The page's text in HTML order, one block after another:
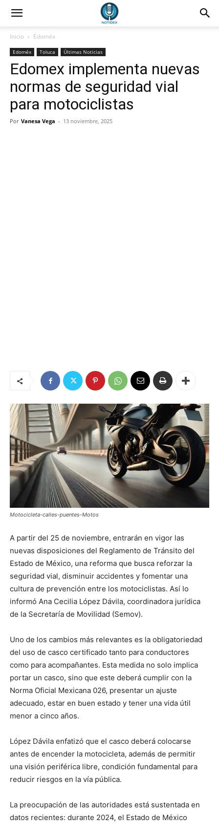
Inicio Edoméx
Edoméx Toluca Últimas Noticias
Edomex implementa nuevas
normas de seguridad vial
para motociclistas
Por Vanesa Vega - 13 noviembre, 2025
Motocicleta-calles-puentes-Motos
A partir del 25 de noviembre, entrarán en vigor las
nuevas disposiciones del Reglamento de Tránsito del
Estado de México, una reforma que busca reforzar la
seguridad vial, disminuir accidentes y fomentar una
cultura de prevención entre los motociclistas. Así lo
informó Ana Cecilia López Dávila, coordinadora jurídica
de la Secretaría de Movilidad (Semov).
Uno de los cambios más relevantes es la obligatoriedad
del uso de casco certificado tanto para conductores
como para acompañantes. Esta medida no solo implica
portar un casco, sino que este deberá cumplir con la
Norma Oficial Mexicana 026, presentar un ajuste
adecuado, estar en buen estado y tener una vida útil
menor a cinco años.
López Dávila enfatizó que el casco deberá colocarse
antes de encender la motocicleta, además de permitir
una visión periférica libre, condición fundamental para
reducir riesgos en la vía pública.
La preocupación de las autoridades está sustentada en
datos recientes: durante 2024, el Estado de México